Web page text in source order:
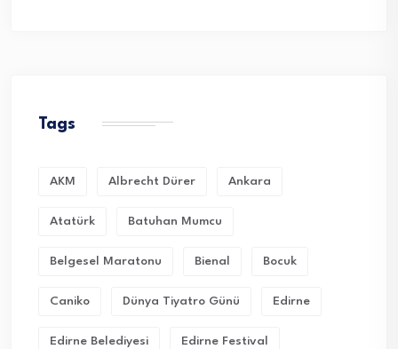
Tags
AKM Albrecht Dürer Ankara
Atatürk Batuhan Mumcu
Belgesel Maratonu Bienal Bocuk
Caniko Dünya Tiyatro Günü Edirne
Edirne Belediyesi Edirne Festival